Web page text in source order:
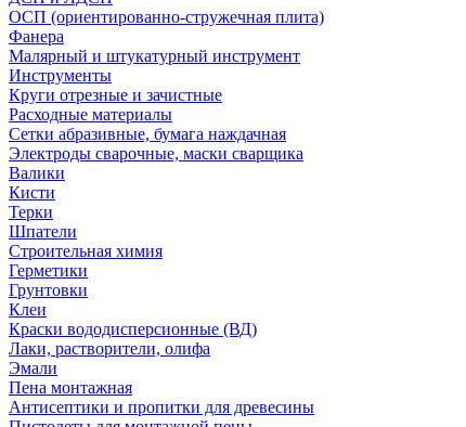
ОСП (ориентированно-стружечная плита)
Фанера
Малярный и штукатурный инструмент
Инструменты
Круги отрезные и зачистные
Расходные материалы
Сетки абразивные, бумага наждачная
Электроды сварочные, маски сварщика
Валики
Кисти
Терки
Шпатели
Строительная химия
Герметики
Грунтовки
Клеи
Краски вододисперсионные (ВД)
Лаки, растворители, олифа
Эмали
Пена монтажная
Антисептики и пропитки для древесины